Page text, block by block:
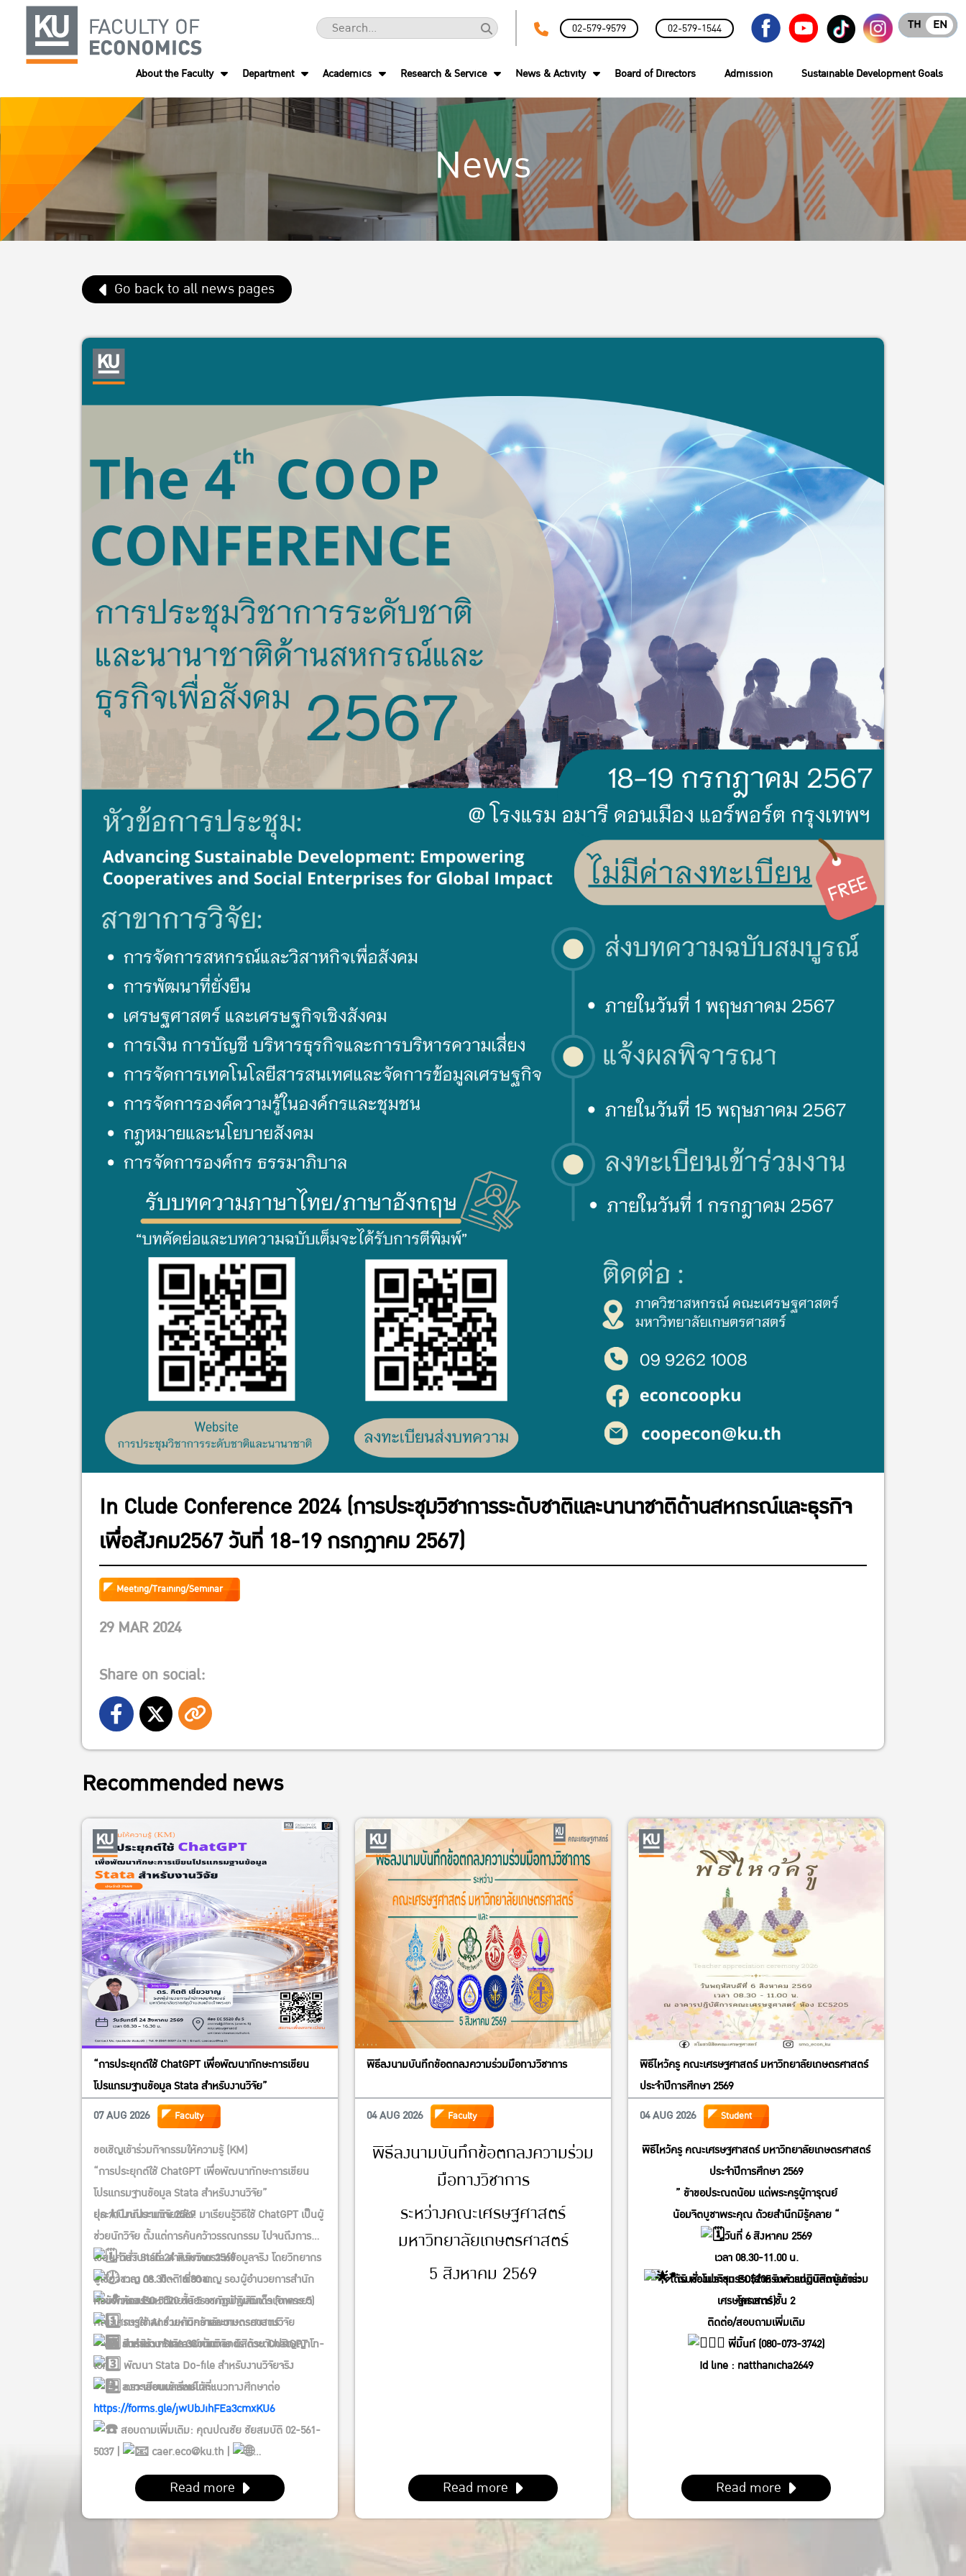
02-579-9579 02-579-1544 EN
TH
About the Faculty Department Academics Research & Service News & Activity Board of Directors Admission Sustainable Development Goals
News
Go back to all news pages
In Clude Conference 2024 (การประชุมวิชาการระดับชาติและนานาชาติด้านสหกรณ์และธุรกิจ
เพื่อสังคม2567 วันที่ 18-19 กรกฎาคม 2567)
Meeting/Training/Seminar
29 MAR 2024
Share on social:
Recommended news
“การประยุกต์ใช้ ChatGPT เพื่อพัฒนาทักษะการเขียน
โปรแกรมฐานข้อมูล Stata สำหรับงานวิจัย”
07 AUG 2026
Faculty
ขอเชิญเข้าร่วมกิจกรรมให้ความรู้ (KM)
“การประยุกต์ใช้ ChatGPT เพื่อพัฒนาทักษะการเขียน
โปรแกรมฐานข้อมูล Stata สำหรับงานวิจัย”
ประจำปีงบประมาณ 2569
ยุค AI มาถึงงานวิจัยแล้ว! มาเรียนรู้วิธีใช้ ChatGPT เป็นผู้
ช่วยนักวิจัย ตั้งแต่การค้นคว้าวรรณกรรม ไปจนถึงการ
เขียนคำสั่ง Stata สำหรับวิเคราะห์ข้อมูลจริง โดยวิทยากร
ผู้เชี่ยวชาญ ดร. กิตติ เชี่ยวชาญ รองผู้อำนวยการสำนัก
คอมพิวเตอร์ มหาวิทยาลัยราชภัฏบ้านสมเด็จเจ้าพระยา
วันจันทร์ที่ 24 สิงหาคม 2569
เวลา 08.30 – 16.30 น.
ห้อง EC 5520 ชั้น 5 อาคารปฏิบัติการ (อาคาร 5)
คณะเศรษฐศาสตร์ มหาวิทยาลัยเกษตรศาสตร์
รับจำนวนจำกัด 30 ท่าน
หัวข้อการอบรม:
การใช้ AI ช่วยค้นคว้าและวางกรอบงานวิจัย
การสร้าง Stata Commands ด้วย ChatGPT
พัฒนา Stata Do-file สำหรับงานวิจัยจริง
ตรวจสอบผลลัพธ์และแนวทางศึกษาต่อ
สำหรับ: คณาจารย์ นักวิจัย นิสิตระดับปริญญาโท-
เอก
ลงทะเบียนเข้าร่วมได้ที่:
https://forms.gle/jwUbJihFEa3cmxKU6
สอบถามเพิ่มเติม: คุณปณชัย ชัยสมบัติ 02-561-
5037 |
caer.eco@ku.th |
https://caer.eco.ku.ac.th/
Read more
พิธีลงนามบันทึกข้อตกลงความร่วมมือทางวิชาการ
04 AUG 2026 Faculty
พิธีลงนามบันทึกข้อตกลงความร่วม
มือทางวิชาการ
ระหว่างคณะเศรษฐศาสตร์
มหาวิทยาลัยเกษตรศาสตร์
5 สิงหาคม 2569
Read more
พิธีไหว้ครู คณะเศรษฐศาสตร์ มหาวิทยาลัยเกษตรศาสตร์
ประจำปีการศึกษา 2569
04 AUG 2026
Student
พิธีไหว้ครู คณะเศรษฐศาสตร์ มหาวิทยาลัยเกษตรศาสตร์
ประจำปีการศึกษา 2569
” ข้าขอประณตน้อม แด่พระครูผู้การุณย์
น้อมจิตบูชาพระคุณ ด้วยสำนึกมิรู้คลาย “
วันที่ 6 สิงหาคม 2569
เวลา 08.30-11.00 น.
ณ ห้องประชุม EC5205 อาคารปฏิบัติการคณะ
เศรษฐศาสตร์ ชั้น 2
ได้รับชั่วโมงกิจกรรม(สำหรับตัวแทนนิสิตผู้เข้าร่วม
โครงการ)
ติดต่อ/สอบถามเพิ่มเติม
พี่มิ้นท์ (080-073-3742)
Id line : natthanicha2649
Read more